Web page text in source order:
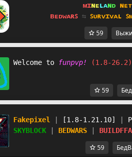
ᴍɪɴᴇʟᴀɴᴅ
ʙᴇᴅᴡᴀʀꜱ ⇆ ꜱᴜʀᴠɪᴠᴀʟ
59
Welcome to funpvp! (1.8-26.2)
59
Fakepixel [1.8-1.21.10]
SKYBLOCK
BEDWARS BUILDFFA
59